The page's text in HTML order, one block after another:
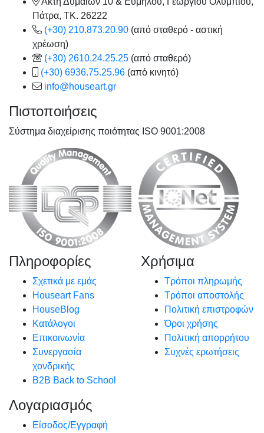
Πάτρα, TK. 26222
(+30) 210.873.20.90 (από σταθερό - αστική
χρέωση)
(+30) 2610.24.25.25 (από σταθερό)
(+30) 6936.75.25.96 (από κινητό)
info@houseart.gr
Πιστοποιήσεις
Σύστημα διαχείρισης ποιότητας ISO 9001:2008
Πληροφορίες
Σχετικά με εμάς
Houseart Fans
HouseBlog
Κατάλογοι
Επικοινωνία
Συνεργασία
χονδρικής
B2B Back to School
Χρήσιμα
Τρόποι πληρωμής
Τρόποι αποστολής
Πολιτική επιστροφών
Όροι χρήσης
Πολιτική απορρήτου
Συχνές ερωτήσεις
Λογαριασμός
Είσοδος/Εγγραφή